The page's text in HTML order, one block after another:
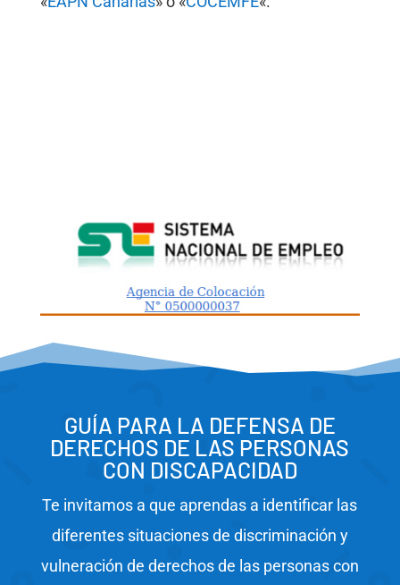
GUÍA PARA LA DEFENSA DE
DERECHOS DE LAS PERSONAS
CON DISCAPACIDAD
Te invitamos a que aprendas a identificar las
diferentes situaciones de discriminación y
vulneración de derechos de las personas con